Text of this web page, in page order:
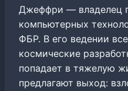
Джеффри — владелец
компьютерных
ФБР. В его ведении
космические
попадает в тяжелую
предлагают выход: